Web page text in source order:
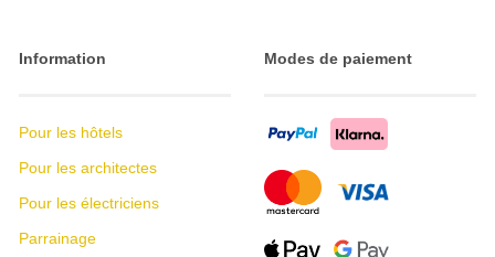
Information
Pour les hôtels
Pour les architectes
Pour les électriciens
Parrainage
Modes de paiement